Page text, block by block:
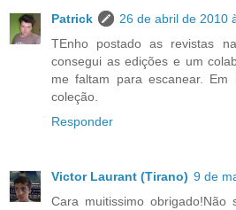
Patrick
26 de abril de 2010
TEnho postado as revistas
consegui as edições e um
me faltam para escanear.
coleção.
Responder
Victor Laurant (Tirano) 9 de
Cara muitissimo obrigado!Não